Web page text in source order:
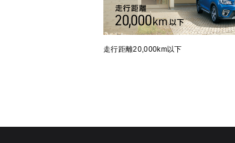
走行距離20,000km以下